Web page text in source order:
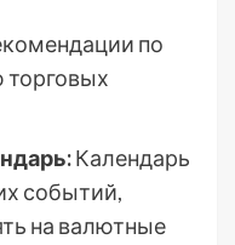
по
Календарь
событий,
на валютные